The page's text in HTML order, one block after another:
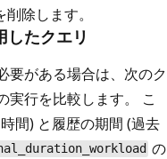
削除します。
たクエリ
要がある場合は、次のク
実行を比較します。 こ
間) と履歴の期間 (過去
の